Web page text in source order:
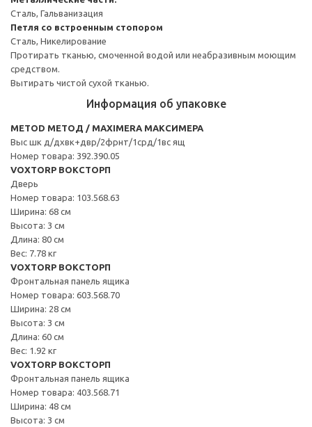
Сталь, Гальванизация
Петля со встроенным стопором
Сталь, Никелирование
Протирать тканью, смоченной водой или неабразивным моющим
средством.
Вытирать чистой сухой тканью.
Информация об упаковке
METOD МЕТОД / MAXIMERA МАКСИМЕРА
Выс шк д/дхвк+двр/2фрнт/1срд/1вс ящ
Номер товара: 392.390.05
VOXTORP ВОКСТОРП
Дверь
Номер товара: 103.568.63
Ширина: 68 см
Высота: 3 см
Длина: 80 см
Вес: 7.78 кг
VOXTORP ВОКСТОРП
Фронтальная панель ящика
Номер товара: 603.568.70
Ширина: 28 см
Высота: 3 см
Длина: 60 см
Вес: 1.92 кг
VOXTORP ВОКСТОРП
Фронтальная панель ящика
Номер товара: 403.568.71
Ширина: 48 см
Высота: 3 см